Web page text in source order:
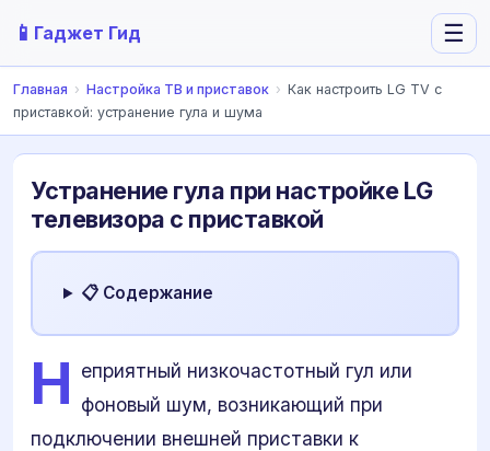
📱 Гаджет Гид ☰
Главная › Настройка ТВ и приставок › Как настроить LG TV с
приставкой: устранение гула и шума
Устранение гула при настройке LG
телевизора с приставкой
📋 Содержание
Н еприятный низкочастотный гул или
фоновый шум, возникающий при
подключении внешней приставки к